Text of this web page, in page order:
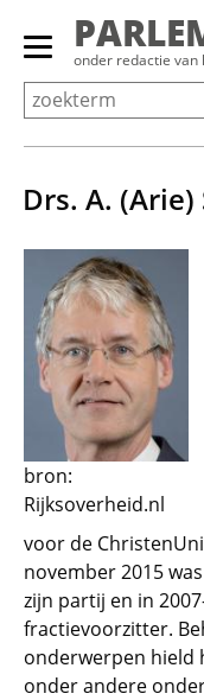
Overslaan
Primair
menu
tonen/verbergen
onder redactie van
Drs. A. (Arie)
bron:
Rijksoverheid.nl
voor de
november 2015
zijn partij en in
fractievoorzitter.
onderwerpen hield
onder andere